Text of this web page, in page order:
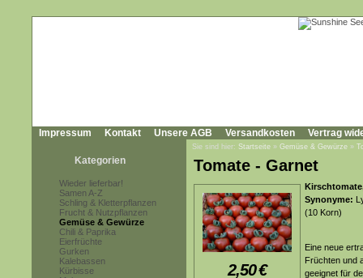
Impressum Kontakt Unsere AGB Versandkosten Vertrag
Kategorien
Wieder lieferbar!
Samen A-Z
Schling & Kletterpflanzen
Frucht & Nutzpflanzen
Gemüse & Gewürze
Chili & Paprika
Eierfrüchte
Gurken
Kalebassen
Kürbisse
Sie sind hier: Startseite » Gemüse & Gewürze »
Tomate - Garnet
2,50€
Synonyme:
(10 Korn)
Eine neue
Früchten und
geeignet für